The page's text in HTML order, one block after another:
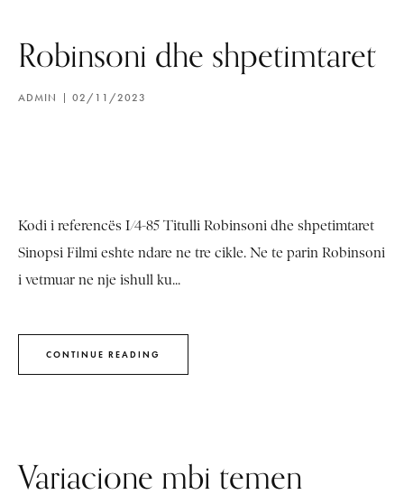
Robinsoni dhe shpetimtaret
ADMIN 02/11/2023
Kodi i referencës I/4-85 Titulli Robinsoni dhe shpetimtaret
Sinopsi Filmi eshte ndare ne tre cikle. Ne te parin Robinsoni
i vetmuar ne nje ishull ku...
CONTINUE READING
Variacione mbi temen